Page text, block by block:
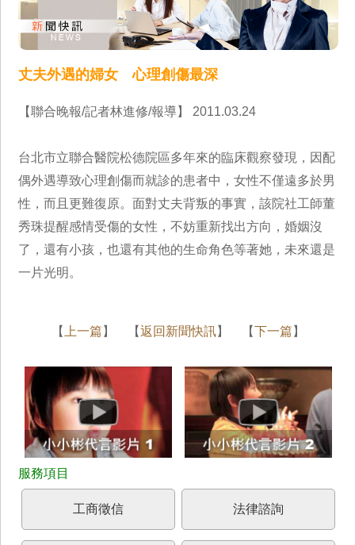
丈夫外遇的婦女 心理創傷最深
【聯合晚報/記者林進修/報導】 2011.03.24
台北市立聯合醫院松德院區多年來的臨床觀察發現，因配
偶外遇導致心理創傷而就診的患者中，女性不僅遠多於男
性，而且更難復原。面對丈夫背叛的事實，該院社工師董
秀珠提醒感情受傷的女性，不妨重新找出方向，婚姻沒
了，還有小孩，也還有其他的生命角色等著她，未來還是
一片光明。
【 上一篇 】 【返回新聞快訊】 【下一篇 】
工商徵信 法律諮詢